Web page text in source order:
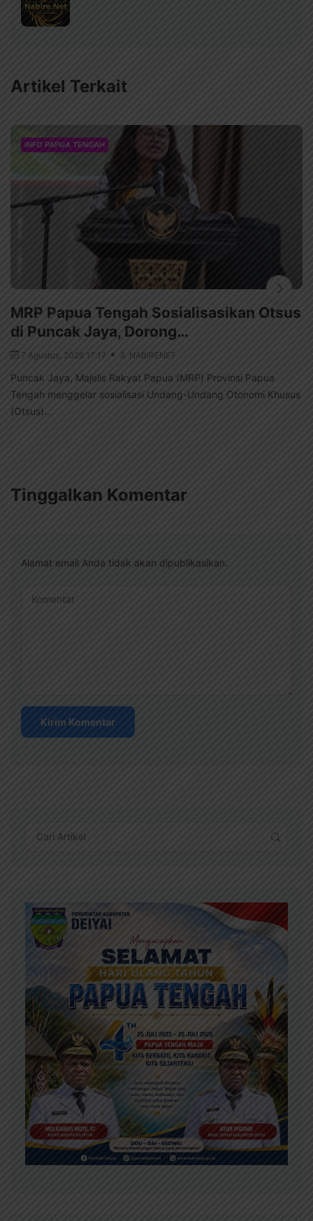
Artikel Terkait
INFO PAPUA TENGAH
MRP Papua Tengah Sosialisasikan Otsus
di Puncak Jaya, Dorong…
7 Agustus, 2026 17:17 NABIRENET
Puncak Jaya, Majelis Rakyat Papua (MRP) Provinsi Papua
Tengah menggelar sosialisasi Undang-Undang Otonomi Khusus
(Otsus)...
Tinggalkan Komentar
Alamat email Anda tidak akan dipublikasikan.
Komentar